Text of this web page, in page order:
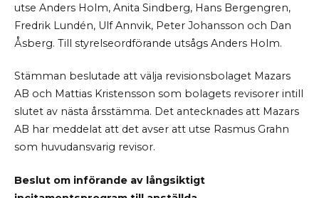
utse Anders Holm, Anita Sindberg, Hans Bergengren,
Fredrik Lundén, Ulf Annvik, Peter Johansson och Dan
Åsberg. Till styrelseordförande utsågs Anders Holm.
Stämman beslutade att välja revisionsbolaget Mazars
AB och Mattias Kristensson som bolagets revisorer intill
slutet av nästa årsstämma. Det antecknades att Mazars
AB har meddelat att det avser att utse Rasmus Grahn
som huvudansvarig revisor.
Beslut om införande av långsiktigt